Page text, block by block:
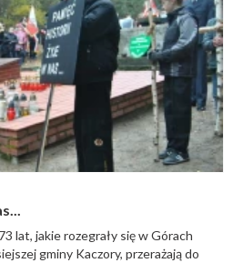
lat, jakie rozegrały się w Górach
gminy Kaczory, przerażają do